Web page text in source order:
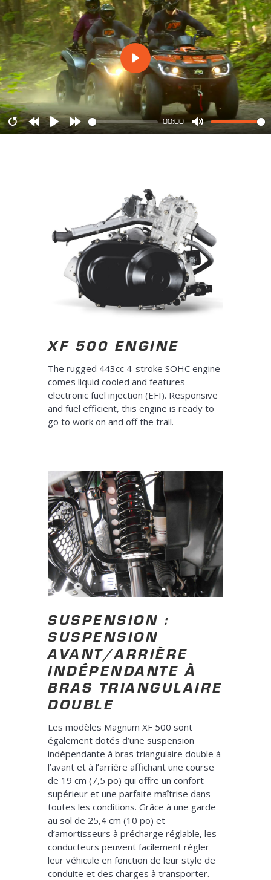
RestartRewindPlay Forward
00:00
Mute
XF 500 ENGINE
The rugged 443cc 4-stroke SOHC engine
comes liquid cooled and features
electronic fuel injection (EFI). Responsive
and fuel efficient, this engine is ready to
go to work on and off the trail.
SUSPENSION :
SUSPENSION
AVANT/ARRIÈRE
INDÉPENDANTE À
BRAS TRIANGULAIRE
DOUBLE
Les modèles Magnum XF 500 sont
également dotés d’une suspension
indépendante à bras triangulaire double à
l’avant et à l’arrière affichant une course
de 19 cm (7,5 po) qui offre un confort
supérieur et une parfaite maîtrise dans
toutes les conditions. Grâce à une garde
au sol de 25,4 cm (10 po) et
d’amortisseurs à précharge réglable, les
conducteurs peuvent facilement régler
leur véhicule en fonction de leur style de
conduite et des charges à transporter.